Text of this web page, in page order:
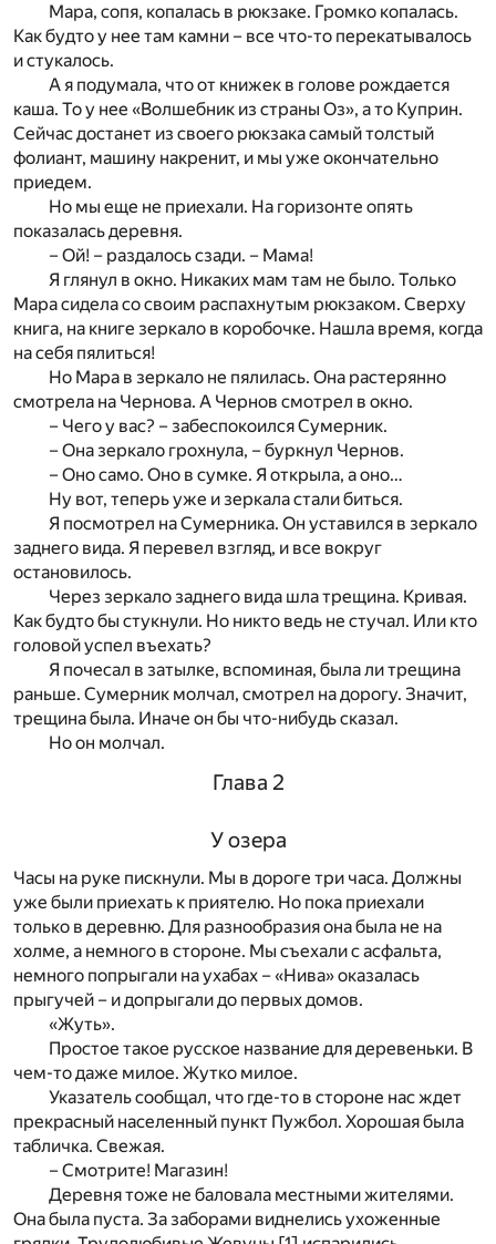
Мара, сопя, копалась в рюкзаке. Громко копалась.
Как будто у нее там камни – все что-то перекатывалось
и стукалось.
А я подумала, что от книжек в голове рождается
каша. То у нее «Волшебник из страны Оз», а то Куприн.
Сейчас достанет из своего рюкзака самый толстый
фолиант, машину накренит, и мы уже окончательно
приедем.
Но мы еще не приехали. На горизонте опять
показалась деревня.
– Ой! – раздалось сзади. – Мама!
Я глянул в окно. Никаких мам там не было. Только
Мара сидела со своим распахнутым рюкзаком. Сверху
книга, на книге зеркало в коробочке. Нашла время, когда
на себя пялиться!
Но Мара в зеркало не пялилась. Она растерянно
смотрела на Чернова. А Чернов смотрел в окно.
– Чего у вас? – забеспокоился Сумерник.
– Она зеркало грохнула, – буркнул Чернов.
– Оно само. Оно в сумке. Я открыла, а оно…
Ну вот, теперь уже и зеркала стали биться.
Я посмотрел на Сумерника. Он уставился в зеркало
заднего вида. Я перевел взгляд, и все вокруг
остановилось.
Через зеркало заднего вида шла трещина. Кривая.
Как будто бы стукнули. Но никто ведь не стучал. Или кто
головой успел въехать?
Я почесал в затылке, вспоминая, была ли трещина
раньше. Сумерник молчал, смотрел на дорогу. Значит,
трещина была. Иначе он бы что-нибудь сказал.
Но он молчал.
Глава 2
У озера
Часы на руке пискнули. Мы в дороге три часа. Должны
уже были приехать к приятелю. Но пока приехали
только в деревню. Для разнообразия она была не на
холме, а немного в стороне. Мы съехали с асфальта,
немного попрыгали на ухабах – «Нива» оказалась
прыгучей – и допрыгали до первых домов.
«Жуть».
Простое такое русское название для деревеньки. В
чем-то даже милое. Жутко милое.
Указатель сообщал, что где-то в стороне нас ждет
прекрасный населенный пункт Пужбол. Хорошая была
табличка. Свежая.
– Смотрите! Магазин!
Деревня тоже не баловала местными жителями.
Она была пуста. За заборами виднелись ухоженные